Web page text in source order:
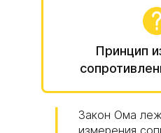
Принцип
Закон Ома
измерения